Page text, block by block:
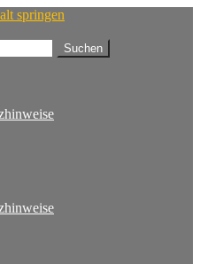
springen
Suchen